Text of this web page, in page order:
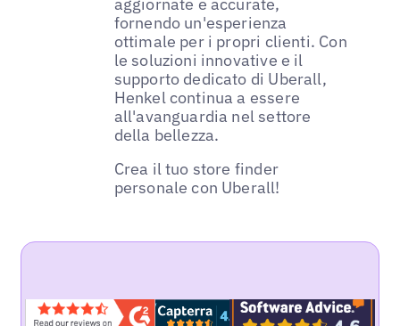
fornendo un'esperienza
ottimale per i propri clienti. Con
le soluzioni innovative e il
supporto dedicato di Uberall,
Henkel continua a essere
all'avanguardia nel settore
della bellezza.
Crea il tuo store finder
personale con Uberall!